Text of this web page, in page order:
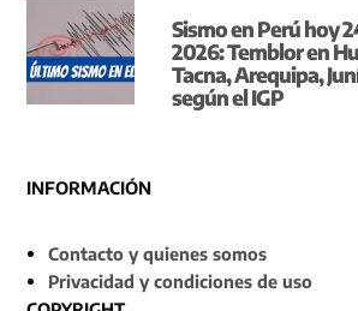
Sismo en Perú hoy
2026: Temblor en
Tacna, Arequipa,
según el IGP
INFORMACIÓN
Contacto y quienes somos
Privacidad y condiciones de uso